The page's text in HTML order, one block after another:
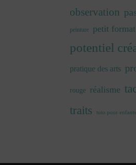
observation
peinture petit format
potentiel
pratique des arts
rouge réalisme
traits tuto pour enfants